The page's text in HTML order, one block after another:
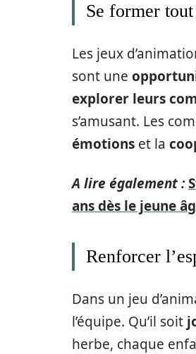
Se former tout
Les jeux
sont une
explorer leurs
s’amusant. Les
émotions et la
A lire également :
ans dès le jeune
Renforcer
Dans un jeu
l’équipe. Qu’il soit
herbe, chaque